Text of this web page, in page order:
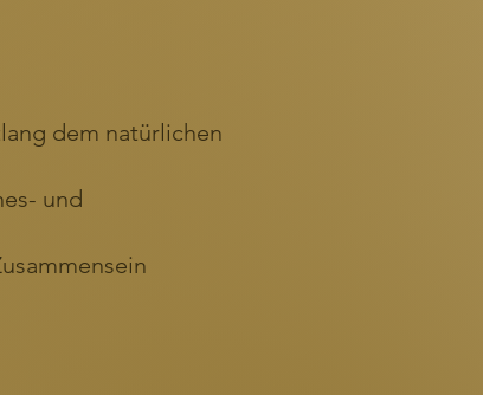
dem natürlichen
und